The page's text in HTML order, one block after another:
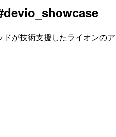
が技術支援したライオンの